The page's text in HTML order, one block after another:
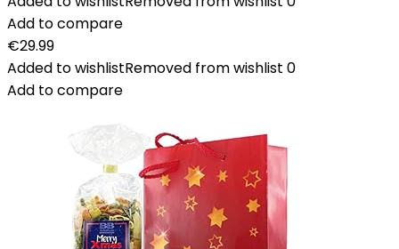
Add to compare
€29.99
Added to wishlistRemoved from wishlist 0
Add to compare